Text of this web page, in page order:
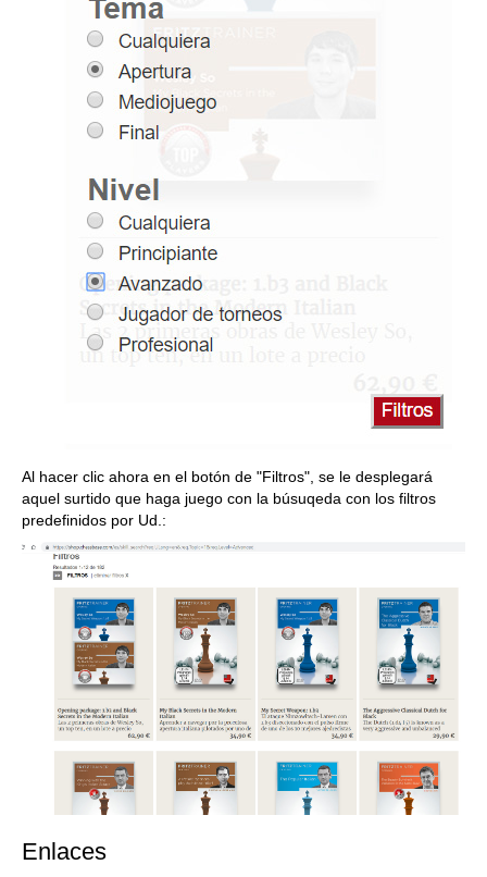
Al hacer clic ahora en el botón de "Filtros", se le desplegará
aquel surtido que haga juego con la búsuqeda con los filtros
predefinidos por Ud.:
Enlaces